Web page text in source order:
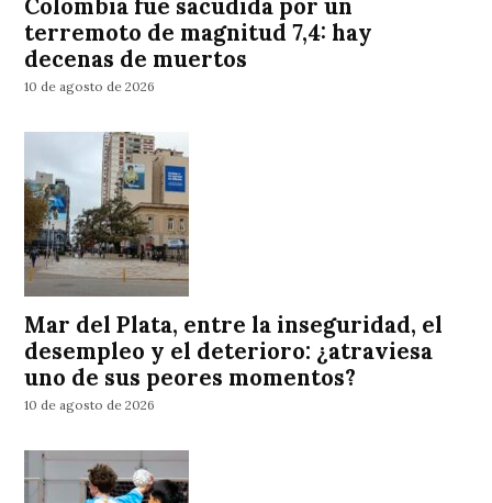
Colombia fue sacudida por un
terremoto de magnitud 7,4: hay
decenas de muertos
10 de agosto de 2026
Mar del Plata, entre la inseguridad, el
desempleo y el deterioro: ¿atraviesa
uno de sus peores momentos?
10 de agosto de 2026